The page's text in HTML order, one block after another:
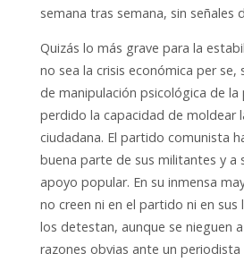
semana tras semana, sin señales
Quizás lo más grave para la
no sea la crisis económica per se,
de manipulación psicológica de la
perdido la capacidad de moldear
ciudadana. El partido comunista
buena parte de sus militantes y a
apoyo popular. En su inmensa
no creen ni en el partido ni en sus
los detestan, aunque se nieguen
razones obvias ante un